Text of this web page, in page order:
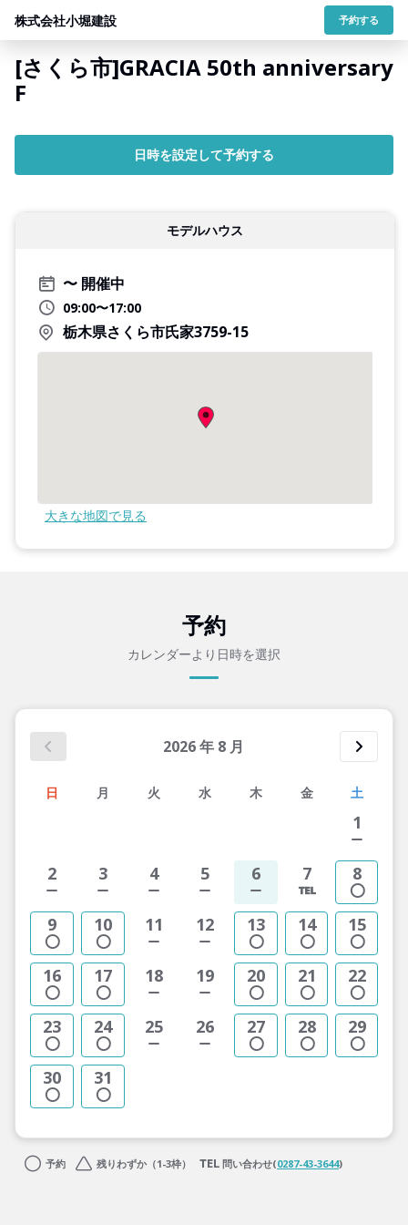
株式会社小堀建設 予約する
[さくら市]GRACIA 50th anniversary
F
日時を設定して予約する
モデルハウス
開催中
09:00〜17:00
栃木県さくら市氏家3759-15
大きな地図で見る
予約
カレンダーより日時を選択
2026年 8 月
日 月 火 水 木 金 土
1
2 3 4 5 6 7 8
9 10 11 12 13 14 15
16 17 18 19 20 21 22
23 24 25 26 27 28 29
30 31
予約 残りわずか（1-3枠） 問い合わせ(0287-43-3644)